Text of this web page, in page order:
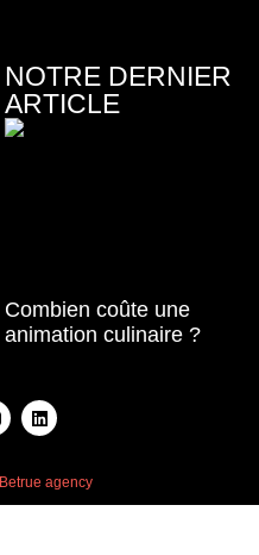
NOTRE DERNIER
ARTICLE
Combien coûte une
animation culinaire ?
Betrue agency